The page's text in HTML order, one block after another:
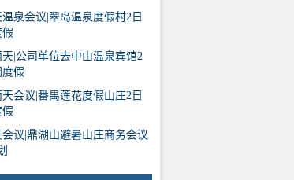
泉会议|翠岛温泉度假村2日
|公司单位去中山温泉宾馆2
度假
会议|番禺莲花度假山庄2日
议|鼎湖山避暑山庄商务会议